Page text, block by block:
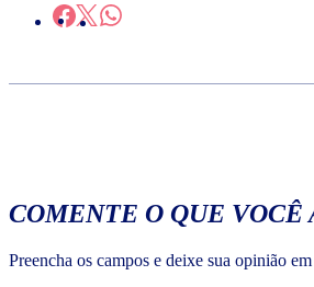
COMENTE O QUE VOCÊ
Preencha os campos e deixe sua opinião